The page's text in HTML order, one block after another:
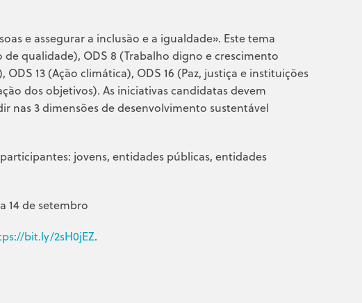
e assegurar a inclusão e a igualdade». Este tema
qualidade), ODS 8 (Trabalho digno e crescimento
13 (Ação climática), ODS 16 (Paz, justiça e instituições
dos objetivos). As iniciativas candidatas devem
nas 3 dimensões de desenvolvimento sustentável
jovens, entidades públicas, entidades
14 de setembro
bit.ly/2sH0jEZ.